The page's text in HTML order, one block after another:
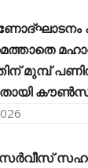
മുമ്പ്
സർവീസ്